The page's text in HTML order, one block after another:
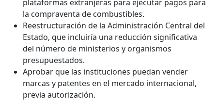
plataformas extranjeras para ejecutar pagos para
la compraventa de combustibles.
Reestructuración de la Administración Central del
Estado, que incluiría una reducción significativa
del número de ministerios y organismos
presupuestados.
Aprobar que las instituciones puedan vender
marcas y patentes en el mercado internacional,
previa autorización.